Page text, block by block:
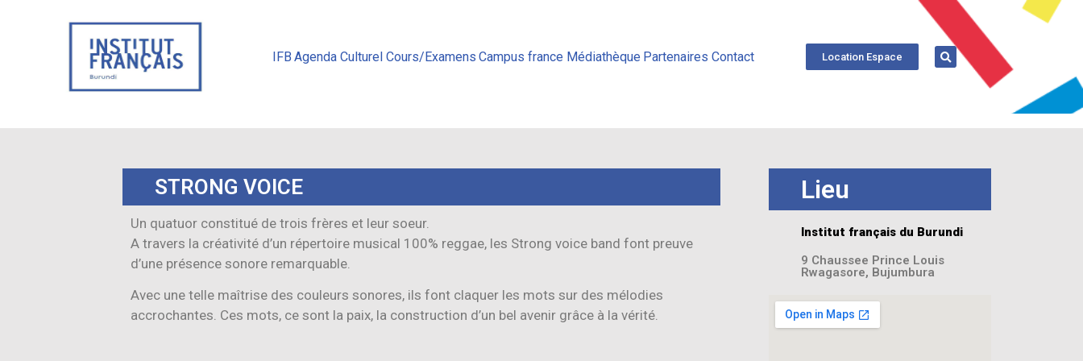
IFB Agenda Culturel Cours/Examens Campus france Médiathèque Partenaires Contact Location Espace
STRONG VOICE
Un quatuor constitué de trois frères et leur soeur.
A travers la créativité d’un répertoire musical 100% reggae, les Strong voice band font preuve
d’une présence sonore remarquable.
Avec une telle maîtrise des couleurs sonores, ils font claquer les mots sur des mélodies
accrochantes. Ces mots, ce sont la paix, la construction d’un bel avenir grâce à la vérité.
Lieu
Institut français du Burundi
9 Chaussee Prince Louis
Rwagasore, Bujumbura